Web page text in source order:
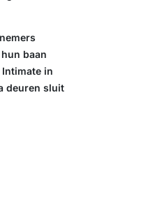
baan
Intimate in
deuren sluit